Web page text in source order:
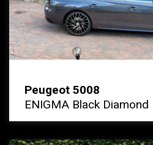
Peugeot 5008
ENIGMA Black Diamond